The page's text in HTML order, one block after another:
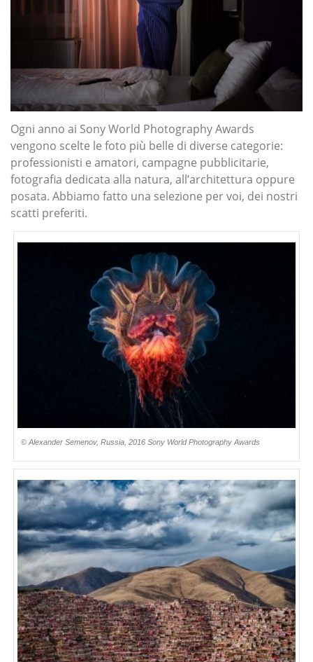
Ogni anno ai Sony World Photography Awards
vengono scelte le foto più belle di diverse categorie:
professionisti e amatori, campagne pubblicitarie,
fotografia dedicata alla natura, all’architettura oppure
posata. Abbiamo fatto una selezione per voi, dei nostri
scatti preferiti.
© Alexander Semenov, Russia, 2016 Sony World Photography Awards